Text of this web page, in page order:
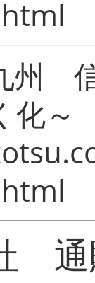
信
化～